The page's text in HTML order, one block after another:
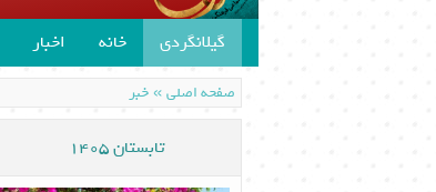
گیلانگردی خانه اخبار
صفحه اصلی»خبر
تابستان 1405